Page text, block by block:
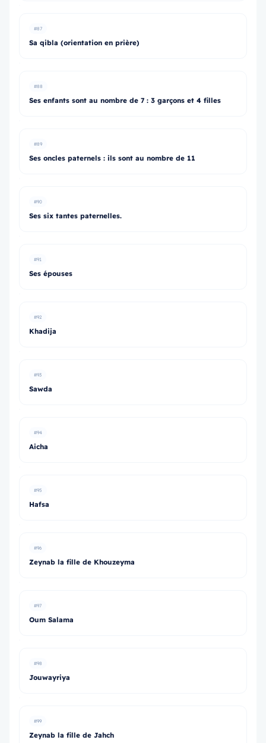
#87
Sa qibla (orientation en prière)
#88
Ses enfants sont au nombre de 7 : 3 garçons et 4 filles
#89
Ses oncles paternels : ils sont au nombre de 11
#90
Ses six tantes paternelles.
#91
Ses épouses
#92
Khadija
#93
Sawda
#94
Aicha
#95
Hafsa
#96
Zeynab la fille de Khouzeyma
#97
Oum Salama
#98
Jouwayriya
#99
Zeynab la fille de Jahch